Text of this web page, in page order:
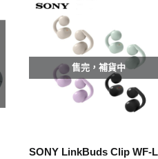
售完，補貨中
SONY LinkBuds Clip WF-